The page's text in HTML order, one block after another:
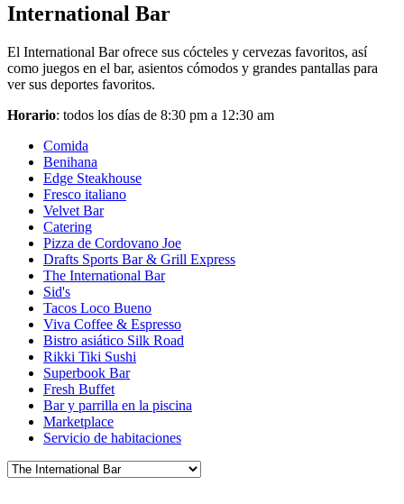
International Bar
El International Bar ofrece sus cócteles y cervezas favoritos, así
como juegos en el bar, asientos cómodos y grandes pantallas para
ver sus deportes favoritos.
Horario: todos los días de 8:30 pm a 12:30 am
Comida
Benihana
Edge Steakhouse
Fresco italiano
Velvet Bar
Catering
Pizza de Cordovano Joe
Drafts Sports Bar & Grill Express
The International Bar
Sid's
Tacos Loco Bueno
Viva Coffee & Espresso
Bistro asiático Silk Road
Rikki Tiki Sushi
Superbook Bar
Fresh Buffet
Bar y parrilla en la piscina
Marketplace
Servicio de habitaciones